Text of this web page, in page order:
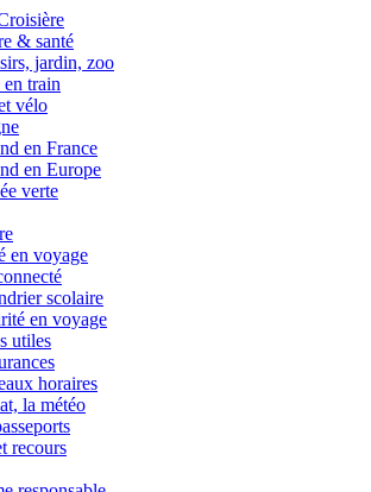
& santé
jardin, zoo
train
vélo
en France
en Europe
verte
en voyage
scolaire
en voyage
utiles
horaires
la météo
recours